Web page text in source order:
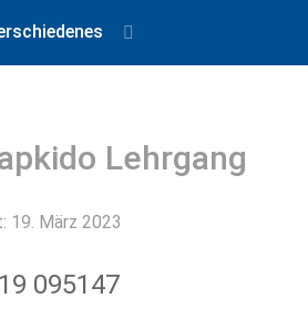
Lehrgang
März 2023